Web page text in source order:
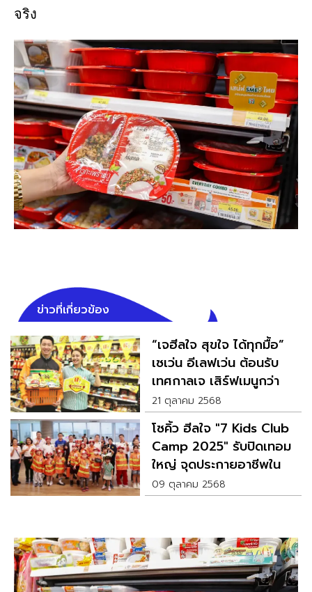
จริง
ข่าวที่เกี่ยวข้อง
“เจฮีลใจ สุขใจ ได้ทุกมื้อ”
เซเว่น อีเลฟเว่น ต้อนรับ
เทศกาลเจ เสิร์ฟเมนูกว่า
300 รายการ
21 ตุลาคม 2568
โซคิ้ว ฮีลใจ "7 Kids Club
Camp 2025" รับปิดเทอม
ใหญ่ จุดประกายอาชีพใน
ฝันให้น้องๆ
09 ตุลาคม 2568